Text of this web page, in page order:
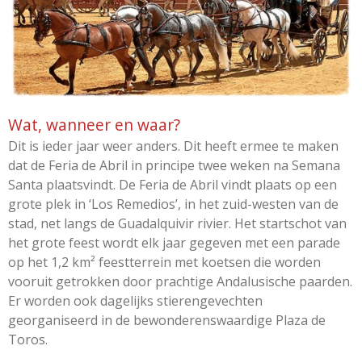
Wat, wanneer en waar?
Dit is ieder jaar weer anders. Dit heeft ermee te maken
dat de Feria de Abril in principe twee weken na Semana
Santa plaatsvindt. De Feria de Abril vindt plaats op een
grote plek in ‘Los Remedios’, in het zuid-westen van de
stad, net langs de Guadalquivir rivier. Het startschot van
het grote feest wordt elk jaar gegeven met een parade
op het 1,2 km² feestterrein met koetsen die worden
vooruit getrokken door prachtige Andalusische paarden.
Er worden ook dagelijks stierengevechten
georganiseerd in de bewonderenswaardige Plaza de
Toros.